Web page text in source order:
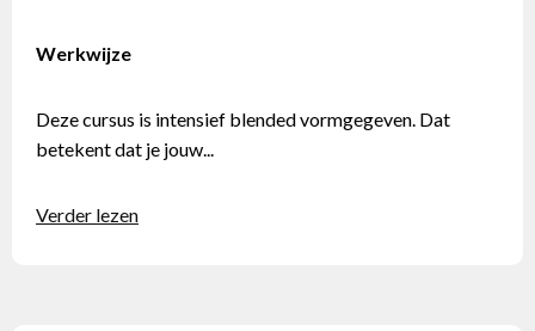
Werkwijze
Deze cursus is intensief blended vormgegeven. Dat
betekent dat je jouw...
Verder lezen